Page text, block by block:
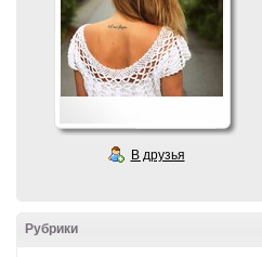
В друзья
Рубрики